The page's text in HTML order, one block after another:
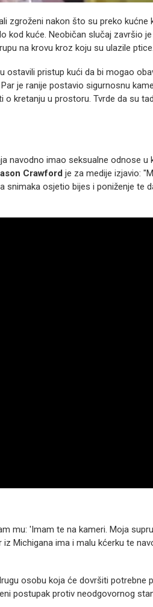
zgroženi nakon što su preko kućne
kod kuće. Neobičan slučaj završio
na krovu kroz koju su ulazile ptice.
ostavili pristup kući da bi mogao
je ranije postavio sigurnosnu
kretanju u prostoru. Tvrde da su
navodno imao seksualne odnose u
Crawford je za medije izjavio:
snimaka osjetio bijes i poniženje te
mu: 'Imam te na kameri. Moja
Michigana ima i malu kćerku te
osobu koja će dovršiti potrebne
postupak protiv neodgovornog